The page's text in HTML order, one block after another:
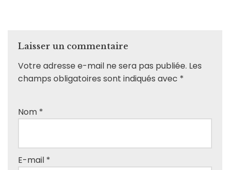
Laisser un commentaire
Votre adresse e-mail ne sera pas publiée. Les
champs obligatoires sont indiqués avec *
Nom *
E-mail *